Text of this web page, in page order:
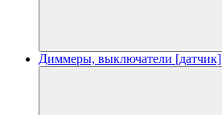
Диммеры, выключатели [датчик]